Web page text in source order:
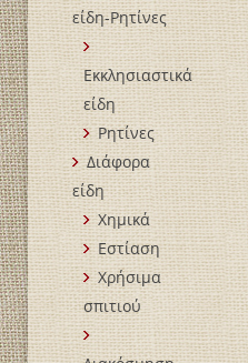
είδη-Ρητίνες
Εκκλησιαστικά
είδη
Ρητίνες
Διάφορα
είδη
Χημικά
Εστίαση
Χρήσιμα
σπιτιού